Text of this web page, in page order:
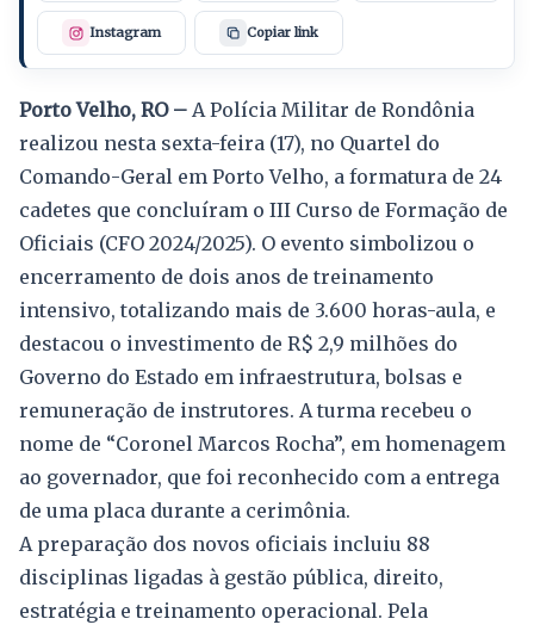
Instagram Copiar link
Porto Velho, RO – A Polícia Militar de Rondônia
realizou nesta sexta-feira (17), no Quartel do
Comando-Geral em Porto Velho, a formatura de 24
cadetes que concluíram o III Curso de Formação de
Oficiais (CFO 2024/2025). O evento simbolizou o
encerramento de dois anos de treinamento
intensivo, totalizando mais de 3.600 horas-aula, e
destacou o investimento de R$ 2,9 milhões do
Governo do Estado em infraestrutura, bolsas e
remuneração de instrutores. A turma recebeu o
nome de “Coronel Marcos Rocha”, em homenagem
ao governador, que foi reconhecido com a entrega
de uma placa durante a cerimônia.
A preparação dos novos oficiais incluiu 88
disciplinas ligadas à gestão pública, direito,
estratégia e treinamento operacional. Pela